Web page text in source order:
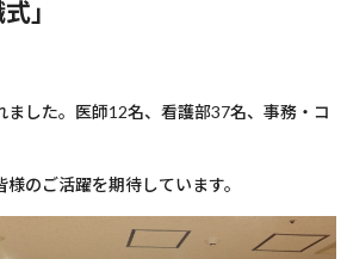
」
ました。医師12名、看護部37名、事務・コ
のご活躍を期待しています。